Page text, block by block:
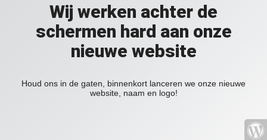
Wij werken achter de
schermen hard aan onze
nieuwe website
Houd ons in de gaten, binnenkort lanceren we onze nieuwe
website, naam en logo!